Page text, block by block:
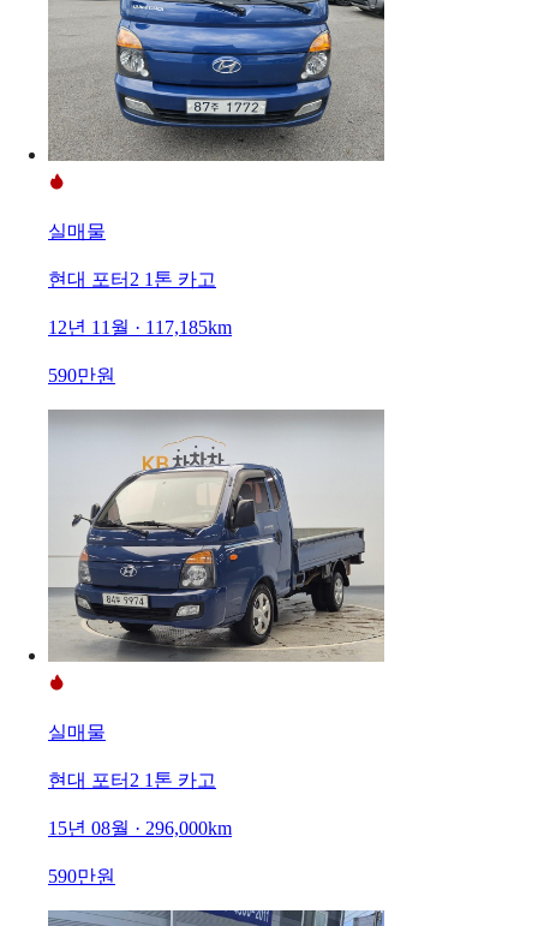
실매물
현대 포터2 1톤 카고
12년 11월 · 117,185km
590만원
실매물
현대 포터2 1톤 카고
15년 08월 · 296,000km
590만원